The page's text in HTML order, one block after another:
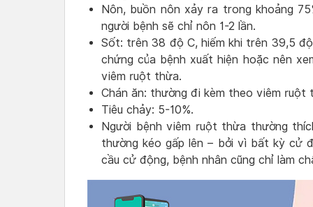
Nôn, buồn nôn xảy ra trong khoảng
người bệnh sẽ chỉ nôn 1-2 lần.
Sốt: trên 38 độ C, hiếm khi trên 39,5
chứng của bệnh xuất hiện hoặc nên
viêm ruột thừa.
Chán ăn: thường đi kèm theo viêm ruột
Tiêu chảy: 5-10%.
Người bệnh viêm ruột thừa thường
thường kéo gấp lên – bởi vì bất kỳ cử
cầu cử động, bệnh nhân cũng chỉ làm